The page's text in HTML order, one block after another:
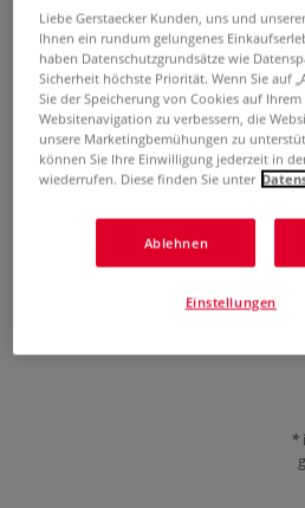
FABER-CASTELL
Aquarellfarben
0
Der FABER-CASTELL
ist ideal für Einsteiger und
wasservermalbar und sorgen für
Liebe Gerstaecker Kunden, uns und
Ihnen ein rundum gelungenes
haben Datenschutzgrundsätze wie
Sicherheit höchste Priorität. Wenn Sie auf
Sie der Speicherung von Cookies auf
Websitenavigation zu verbessern, die
unsere Marketingbemühungen zu
können Sie Ihre Einwilligung jederzeit in
wiederrufen. Diese finden Sie unter
Ablehnen
Einstellungen